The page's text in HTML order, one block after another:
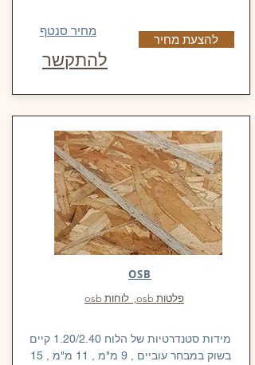
מחיר סנטף
להתקשר
להצעת מחיר
OSB
פלטות osb, לוחות osb
מידות סטנדרטיות של הלוח 1.20/2.40 קיים
בשוק במבחר עוביים , 9 מ"מ , 11 מ"מ , 15